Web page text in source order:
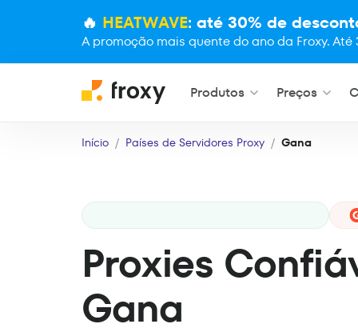
🔥 HEATWAVE: até 30% de
A promoção mais quente do ano da Froxy. Até
Produtos Preços
Início Países de Servidores Proxy Gana
Proxies
Gana